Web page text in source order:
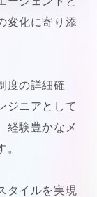
変化に寄り添
度の詳細確
ジニアとして
経験豊かなメ
タイルを実現